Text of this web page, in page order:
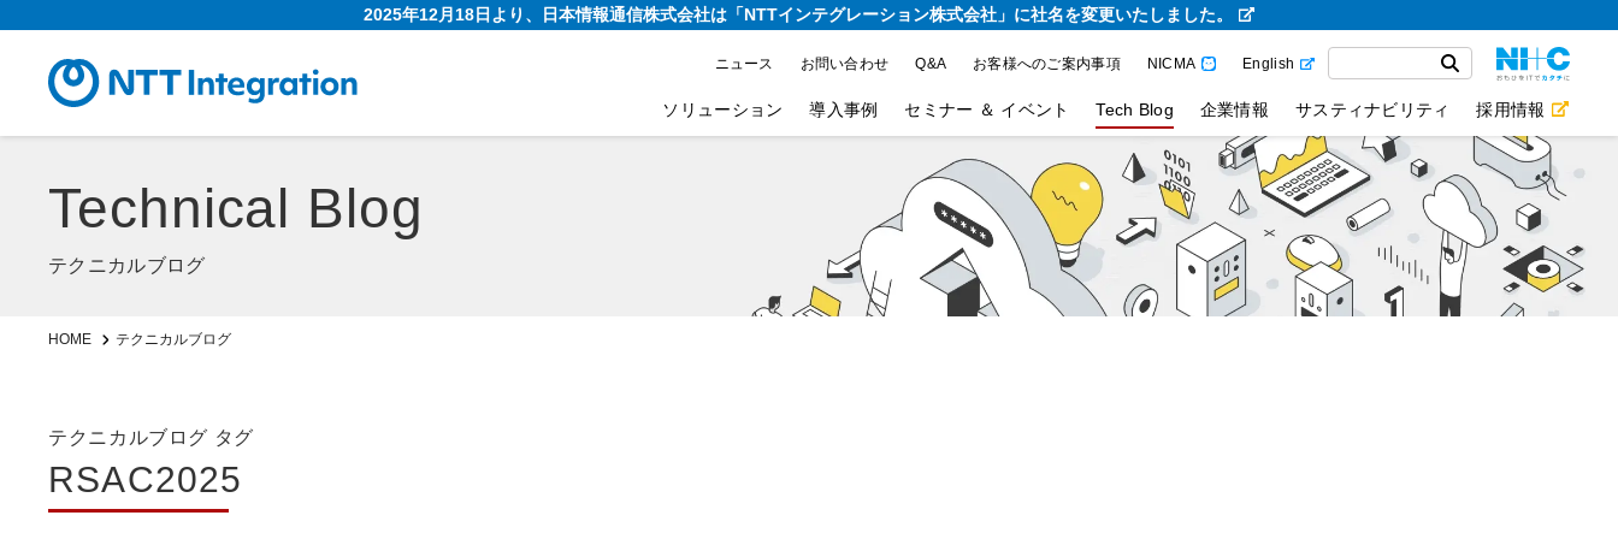
2025年12月18日より、日本情報通信株式会社は「NTTインテグレーション株式会社」に社名を変更いたしました。
ニュース お問い合わせ Q&A お客様へのご案内事項 NICMA English
ソリューション 導入事例 セミナー ＆ イベント Tech Blog 企業情報 サスティナビリティ 採用情報
Technical Blog
テクニカルブログ
HOME テクニカルブログ
テクニカルブログ タグ
RSAC2025